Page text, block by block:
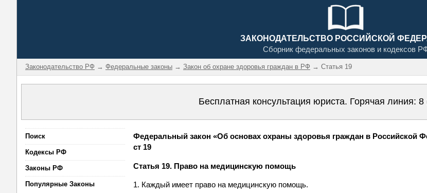
ЗАКОНОДАТЕЛЬСТВО РОССИЙСКОЙ
Сборник федеральных законов и кодексов
Законодательство РФ → Федеральные законы → Закон об охране здоровья граждан в РФ → Статья 19
Бесплатная консультация юриста. Горячая линия: 8
Поиск
Кодексы РФ
Законы РФ
Популярные Законы
Федеральный закон «Об основах охраны здоровья граждан в Российской
ст 19
Статья 19. Право на медицинскую помощь
1. Каждый имеет право на медицинскую помощь.